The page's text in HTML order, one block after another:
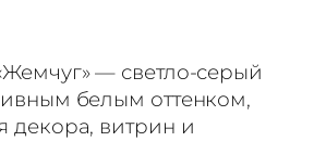
— светло-серый
белым оттенком,
декора, витрин и